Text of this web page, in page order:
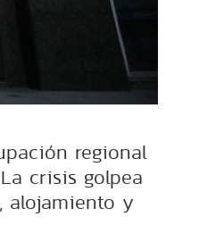
regional
crisis golpea
alojamiento y